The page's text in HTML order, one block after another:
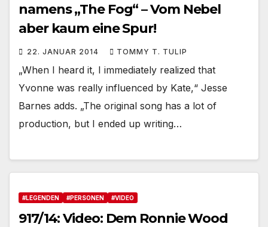
namens „The Fog“ – Vom Nebel
aber kaum eine Spur!
22. JANUAR 2014 TOMMY T. TULIP
„When I heard it, I immediately realized that
Yvonne was really influenced by Kate,“ Jesse
Barnes adds. „The original song has a lot of
production, but I ended up writing…
#LEGENDEN #PERSONEN #VIDEO
917/14: Video: Dem Ronnie Wood